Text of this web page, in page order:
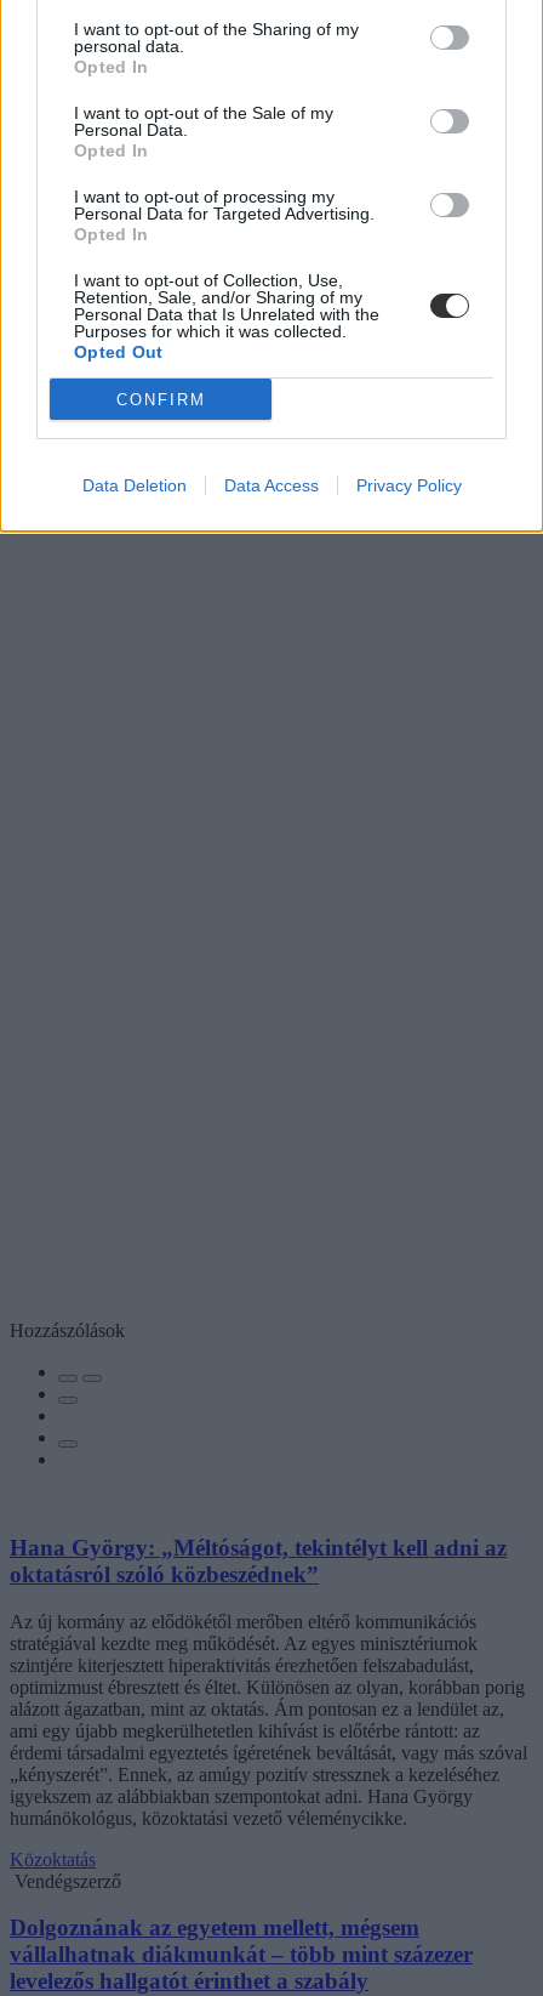
I want to opt-out of the Sharing of my
personal data.
Opted In
I want to opt-out of the Sale of my
Personal Data.
Opted In
I want to opt-out of processing my
Personal Data for Targeted Advertising.
Opted In
I want to opt-out of Collection, Use,
Retention, Sale, and/or Sharing of my
Personal Data that Is Unrelated with the
Purposes for which it was collected.
Opted Out
CONFIRM
Data Deletion Data Access Privacy Policy
novemberi dátumok
Hozzászólások
Hana György: „Méltóságot, tekintélyt kell adni az
oktatásról szóló közbeszédnek”
Az új kormány az elődökétől merőben eltérő kommunikációs
stratégiával kezdte meg működését. Az egyes minisztériumok
szintjére kiterjesztett hiperaktivitás érezhetően felszabadulást,
optimizmust ébresztett és éltet. Különösen az olyan, korábban porig
alázott ágazatban, mint az oktatás. Ám pontosan ez a lendület az,
ami egy újabb megkerülhetetlen kihívást is előtérbe rántott: az
érdemi társadalmi egyeztetés ígéretének beváltását, vagy más szóval
„kényszerét”. Ennek, az amúgy pozitív stressznek a kezeléséhez
igyekszem az alábbiakban szempontokat adni. Hana György
humánökológus, közoktatási vezető véleménycikke.
Közoktatás
Vendégszerző
Dolgoznának az egyetem mellett, mégsem
vállalhatnak diákmunkát – több mint százezer
levelezős hallgatót érinthet a szabály